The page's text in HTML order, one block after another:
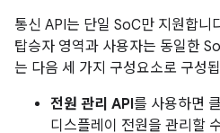
통신 API는 단일 SoC만 지원합니
탑승자 영역과 사용자는 동일한
는 다음 세 가지 구성요소로 구성
전원 관리 API를 사용하면
디스플레이 전원을 관리할